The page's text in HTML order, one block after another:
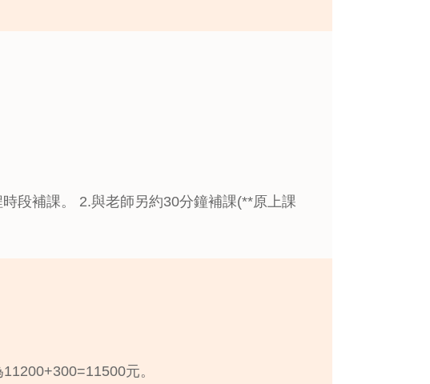
段補課。 2.與老師另約30分鐘補課(**原上課
元。